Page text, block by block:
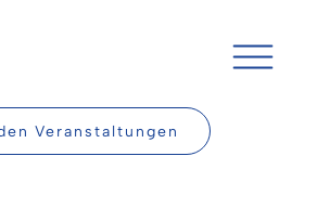
Veranstaltungen